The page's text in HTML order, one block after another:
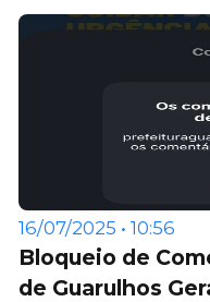
16/07/2025 • 10:56
Bloqueio de
de Guarulhos